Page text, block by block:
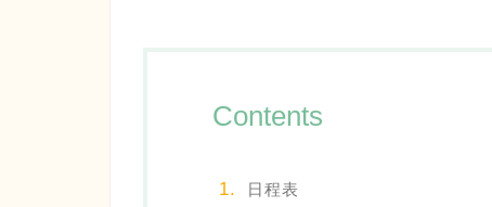
Contents
日程表